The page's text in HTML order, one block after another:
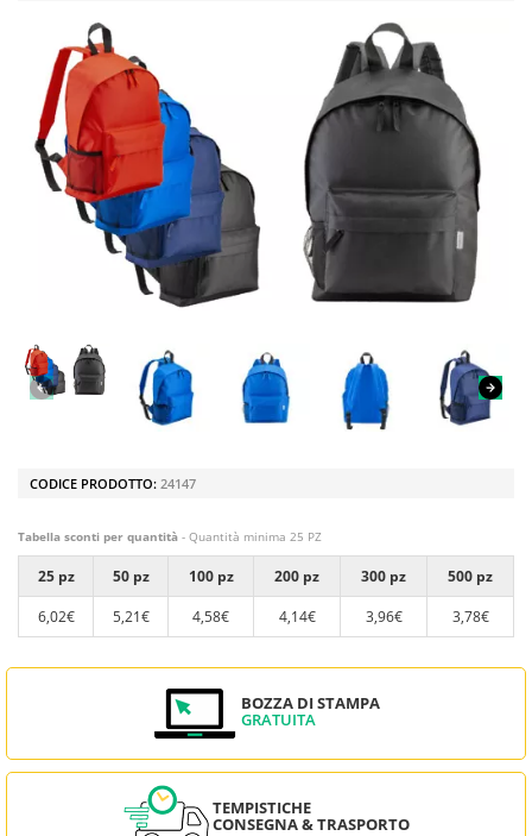
CODICE PRODOTTO: 24147
Tabella sconti per quantità - Quantità minima 25 PZ
25 pz 50 pz 100 pz 200 pz 300 pz
500 pz
6,02€
5,21€ 4,58€ 4,14€ 3,96€ 3,78€
BOZZA DI STAMPA
GRATUITA
TEMPISTICHE
CONSEGNA & TRASPORTO